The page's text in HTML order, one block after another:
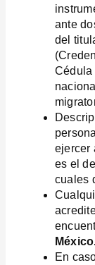
ante
del
Cédula
ejercer
es el
cuales
En